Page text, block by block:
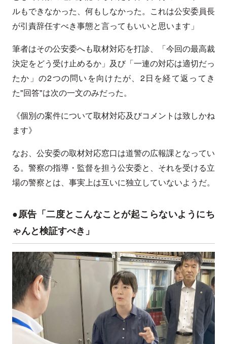
ルもできなかった、何もしなかった。これは公安委員長
が引責辞任すべき事態と言ってもいいと思います」
筆者はその公安委へも取材対応を打診、「今回の最高裁
決定をどう受け止めるか」及び「一連の対応は適切だっ
たか」の2つの問いを向けたが、2日を経て返ってき
た"回答"は次の一文のみだった。
《個別の案件について取材対応及びコメントは致しかね
ます》
なお、公安委の取材対応窓口は道警の広報課となってい
る。警察の指導・監督を担う公安委と、それを受ける立
場の警察とは、事実上は互いに独立していないようだ。
●原告「二度とこんなことが起こらないようにち
ゃんと検証すべき」